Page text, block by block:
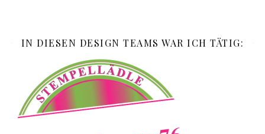
IN DIESEN DESIGN TEAMS WAR ICH TÄTIG: